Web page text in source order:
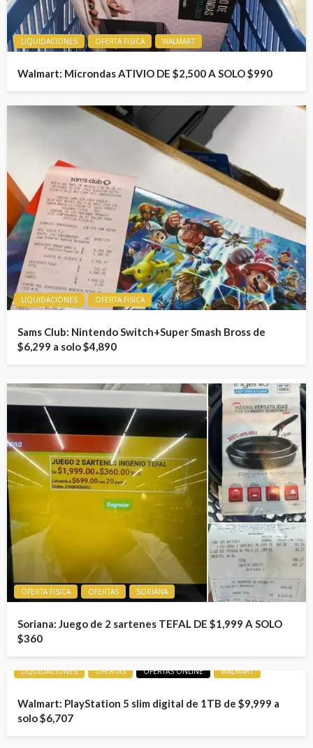
LIQUIDACIONES OFERTA FISICA WALMART
Walmart: Microndas ATIVIO DE $2,500 A SOLO $990
LIQUIDACIONES OFERTA FISICA
Sams Club: Nintendo Switch+Super Smash Bross de
$6,299 a solo $4,890
OFERTA FISICA OFERTAS SORIANA
Soriana: Juego de 2 sartenes TEFAL DE $1,999 A SOLO
$360
LIQUIDACIONES OFERTAS OFERTAS ONLINE WALMART
Walmart: PlayStation 5 slim digital de 1TB de $9,999 a
solo $6,707